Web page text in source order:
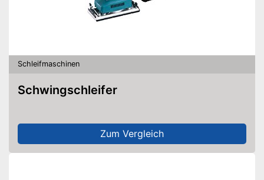
Schleifmaschinen
Schwingschleifer
Zum Vergleich